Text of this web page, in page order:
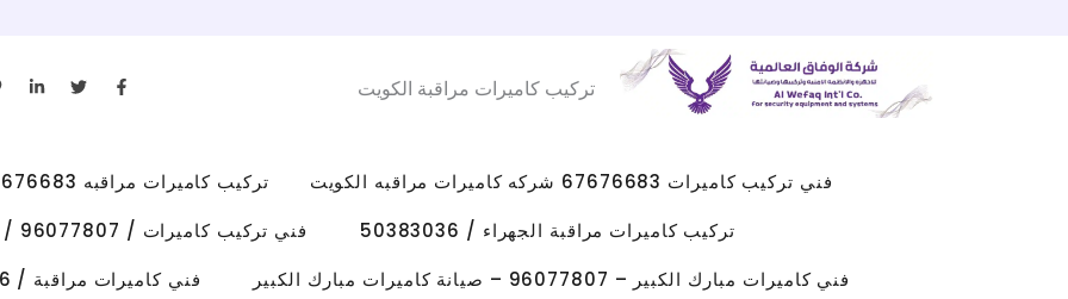
تركيب كاميرات مراقبة الكويت F
a
o
k
f
T
w
r
L
i
i
n
i
فني تركيب كاميرات 67676683 شركه كاميرات مراقبه الكويت
تركيب كاميرات مراقبه 67676683 رقم فني كاميرات مراقبه الكويت
تركيب كاميرات مراقبة الجهراء / 50383036
فني تركيب كاميرات / 96077807 / تركيب كاميرات الاحمدي
فني كاميرات مبارك الكبير – 96077807 – صيانة كاميرات مبارك الكبير
فني كاميرات مراقبة / 50383036 / تركيب كاميرات الفروانية